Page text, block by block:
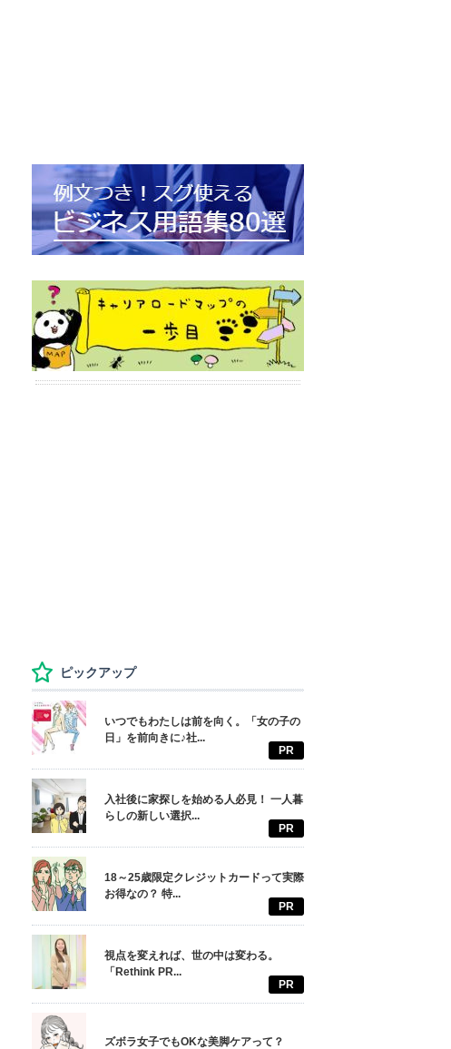
ピックアップ
いつでもわたしは前を向く。「女の子の
日」を前向きに♪社...
PR
入社後に家探しを始める人必見！ 一人暮
らしの新しい選択...
PR
18～25歳限定クレジットカードって実際
お得なの？ 特...
PR
視点を変えれば、世の中は変わる。
「Rethink PR...
PR
ズボラ女子でもOKな美脚ケアって？